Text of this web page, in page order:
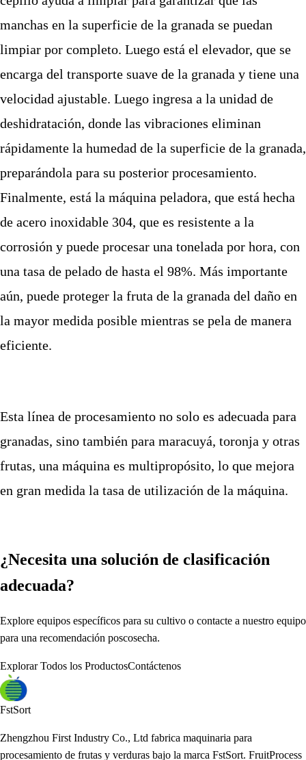
manchas en la superficie de la granada se puedan
limpiar por completo. Luego está el elevador, que se
encarga del transporte suave de la granada y tiene una
velocidad ajustable. Luego ingresa a la unidad de
deshidratación, donde las vibraciones eliminan
rápidamente la humedad de la superficie de la granada,
preparándola para su posterior procesamiento.
Finalmente, está la máquina peladora, que está hecha
de acero inoxidable 304, que es resistente a la
corrosión y puede procesar una tonelada por hora, con
una tasa de pelado de hasta el 98%. Más importante
aún, puede proteger la fruta de la granada del daño en
la mayor medida posible mientras se pela de manera
eficiente.
Esta línea de procesamiento no solo es adecuada para
granadas, sino también para maracuyá, toronja y otras
frutas, una máquina es multipropósito, lo que mejora
en gran medida la tasa de utilización de la máquina.
¿Necesita una solución de clasificación
adecuada?
Explore equipos específicos para su cultivo o contacte a nuestro equipo
para una recomendación poscosecha.
Explorar Todos los ProductosContáctenos
FstSort
Zhengzhou First Industry Co., Ltd fabrica maquinaria para
procesamiento de frutas y verduras bajo la marca FstSort. FruitProcess